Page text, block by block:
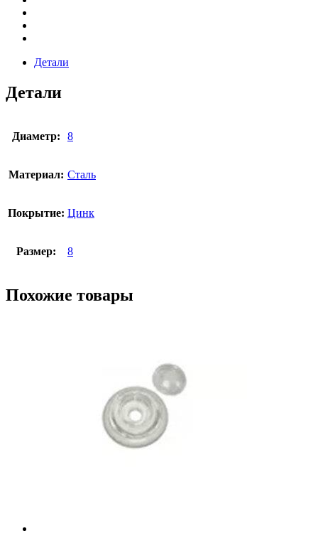
Детали
Детали
Диаметр: 8
Материал: Сталь
Покрытие: Цинк
Размер: 8
Похожие товары